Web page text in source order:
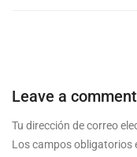
Leave a comment
Tu dirección de correo
Los campos obligatorios